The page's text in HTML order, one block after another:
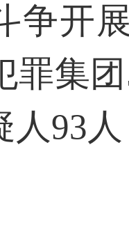
争开
罪集
人93